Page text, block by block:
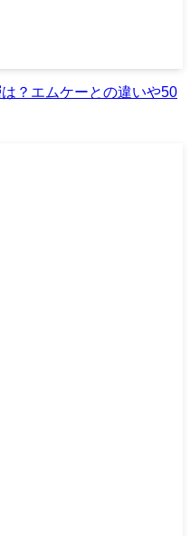
？エムケーとの違いや50